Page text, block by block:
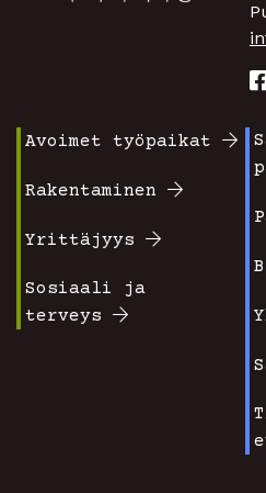
valikko
1
Avoimet työpaikat
Rakentaminen
Yrittäjyys
Sosiaali ja
terveys